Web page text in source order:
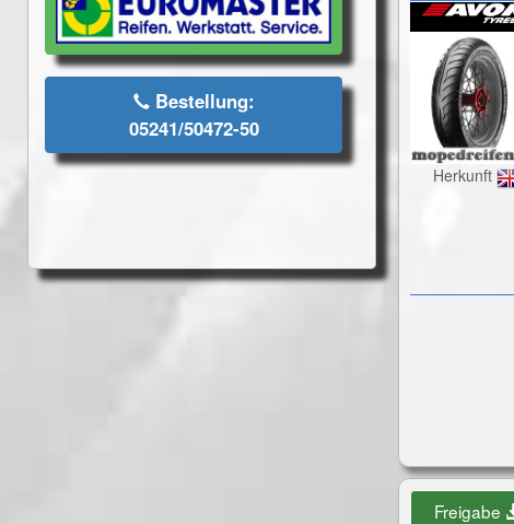
Bestellung:
05241/50472-50
Herkunft
Freigabe